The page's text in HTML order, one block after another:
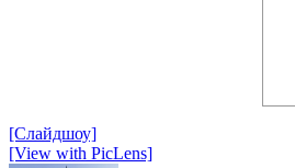
[Слайдшоу]
[View with PicLens]